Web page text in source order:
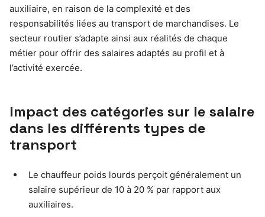
auxiliaire, en raison de la complexité et des
responsabilités liées au transport de marchandises. Le
secteur routier s’adapte ainsi aux réalités de chaque
métier pour offrir des salaires adaptés au profil et à
l’activité exercée.
Impact des catégories sur le salaire
dans les différents types de
transport
Le chauffeur poids lourds perçoit généralement un
salaire supérieur de 10 à 20 % par rapport aux
auxiliaires.